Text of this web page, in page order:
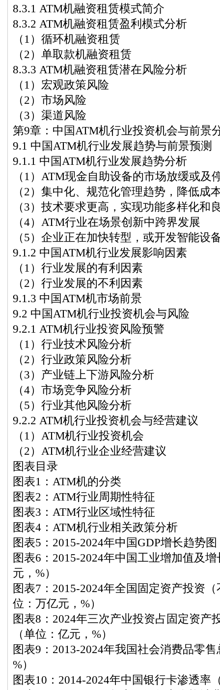
8.3.1 ATM机融资租赁模式简介
8.3.2 ATM机融资租赁盈利模式分析
（1）循环机融资租赁
（2）单取款机融资租赁
8.3.3 ATM机融资租赁潜在风险分析
（1）宏观政策风险
（2）市场风险
（3）渠道风险
第9章：中国ATM机行业投资机会与前景
9.1 中国ATM机行业发展趋势与前景预测
9.1.1 中国ATM机行业发展趋势分析
（1）ATM现金自助设备的市场放缓或及
（2）集中化、规范化管理趋势，降低成
（3）技术要求更高，实现功能多样化和
（4）ATM行业在场景创新中跨界发展
（5）企业正在加快转型，或开发智能设
9.1.2 中国ATM机行业发展影响因素
（1）行业发展的有利因素
（2）行业发展的不利因素
9.1.3 中国ATM机市场前景
9.2 中国ATM机行业投资机会与风险
9.2.1 ATM机行业投资风险预警
（1）行业技术风险分析
（2）行业政策风险分析
（3）产业链上下游风险分析
（4）市场竞争风险分析
（5）行业其他风险分析
9.2.2 ATM机行业投资机会与经营建议
（1）ATM机行业投资机会
（2）ATM机行业企业经营建议
图表目录
图表1：ATM机的分类
图表2：ATM行业周期性特征
图表3：ATM行业区域性特征
图表4：ATM机行业相关政策分析
图表5：2015-2024年中国GDP增长趋势
图表6：2015-2024年中国工业增加值及
元，%）
图表7：2015-2024年全国固定资产投资
位：万亿元，%）
图表8：2024年三次产业投资占固定资产
（单位：亿元，%）
图表9：2013-2024年我国社会消费品零
%）
图表10：2014-2024年中国银行卡渗透率